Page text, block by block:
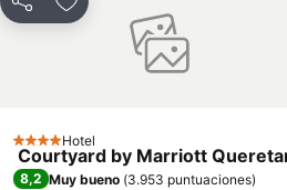
CompartirAgregar a favoritos
4 Estrellas
Hotel
Courtyard by Marriott
8,2 Muy bueno (3.953 puntuaciones)